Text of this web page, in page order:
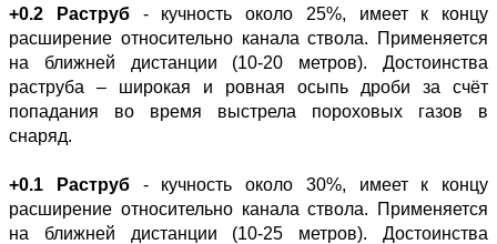
+0.2 Раструб- кучность около 25%, имеет к концу
расширение относительно канала ствола. Применяется
на ближней дистанции (10-20 метров). Достоинства
раструба – широкая и ровная осыпь дроби за счёт
попадания во время выстрела пороховых газов в
снаряд.
+0.1 Раструб- кучность около 30%, имеет к концу
расширение относительно канала ствола. Применяется
на ближней дистанции (10-25 метров). Достоинства